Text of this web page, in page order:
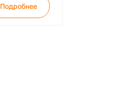
Подробнее